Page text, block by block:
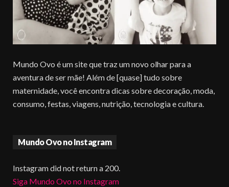
Mundo Ovo é um site que traz um novo olhar para a
aventura de ser mãe! Além de [quase] tudo sobre
maternidade, você encontra dicas sobre decoração, moda,
consumo, festas, viagens, nutrição, tecnologia e cultura.
Mundo Ovo no Instagram
Instagram did not return a 200.
Siga Mundo Ovo no Instagram